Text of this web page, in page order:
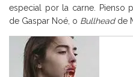
especial por la carne. Pienso
de Gaspar Noé, o Bullheadde